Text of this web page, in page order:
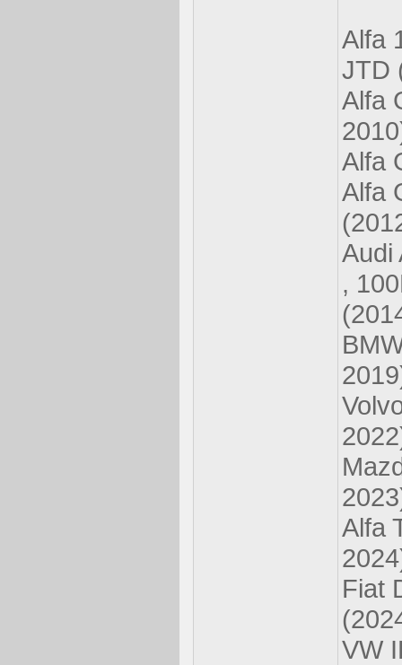
Alfa
JTD
Alfa
Alfa
Alfa
Audi
,
Alfa
Fiat
VW